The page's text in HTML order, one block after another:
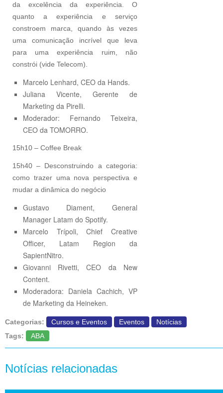
da excelência da experiência. O
quanto a experiência e serviço
constroem marca, quando às vezes
uma comunicação incrível que leva
para uma experiência ruim, não
constrói (vide Telecom).
Marcelo Lenhard, CEO da Hands.
Juliana Vicente, Gerente de
Marketing da Pirelli.
Moderador: Fernando Teixeira,
CEO da TOMORRO.
15h10 – Coffee Break
15h40 – Desconstruindo a categoria:
como trazer uma nova perspectiva e
mudar a dinâmica do negócio
Gustavo Diament, General
Manager Latam do Spotify.
Marcelo Trípoli, Chief Creative
Officer, Latam Region da
SapientNitro.
Giovanni Rivetti, CEO da New
Content.
Moderadora: Daniela Cachich, VP
de Marketing da Heineken.
Categorias: Cursos e Eventos Eventos
Notícias
Tags:
ABA
Notícias relacionadas